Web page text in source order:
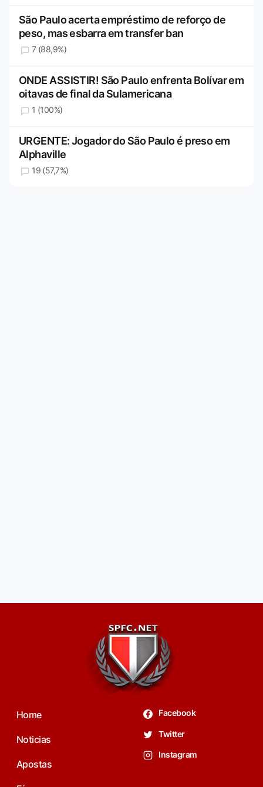
São Paulo acerta empréstimo de reforço de
peso, mas esbarra em transfer ban
7 (88,9%)
ONDE ASSISTIR! São Paulo enfrenta Bolívar em
oitavas de final da Sulamericana
1 (100%)
URGENTE: Jogador do São Paulo é preso em
Alphaville
19 (57,7%)
Home
Noticias
Apostas
Facebook
Twitter
Instagram